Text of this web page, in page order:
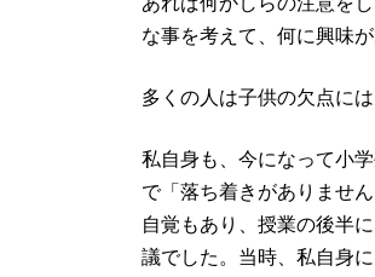
な事を考えて、何に興味
多くの人は子供の欠点に
私自身も、今になって小
で「落ち着きがありませ
自覚もあり、授業の後半
議でした。当時、私自身